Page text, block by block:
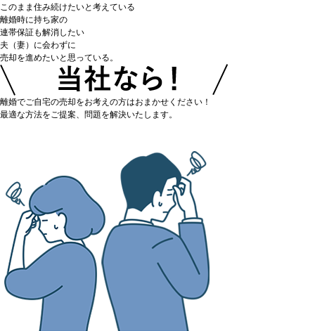
このまま住み続けたいと考えている
離婚時に持ち家の
連帯保証も解消したい
夫（妻）に会わずに
売却を進めたいと思っている。
離婚でご自宅の売却をお考えの方はおまかせください！
最適な方法をご提案、問題を解決いたします。